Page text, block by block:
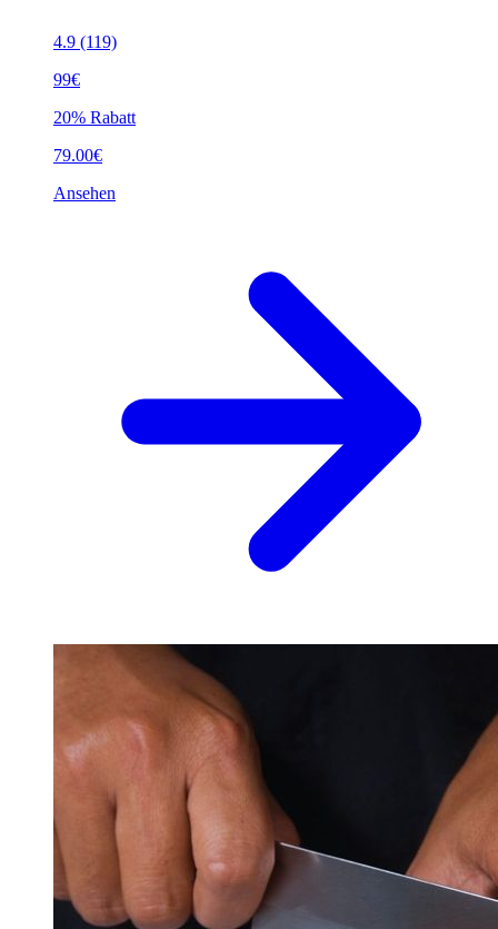
4.9 (119)
99€
20% Rabatt
79.00€
Ansehen